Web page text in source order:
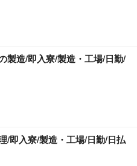
製造/即入寮/製造・工場/日勤/
/即入寮/製造・工場/日勤/日払